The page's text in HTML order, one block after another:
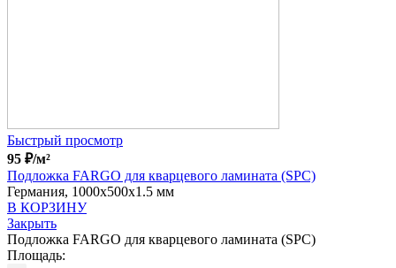
Быстрый просмотр
95 ₽/м²
Подложка FARGO для кварцевого ламината (SPC)
Германия, 1000x500x1.5 мм
В КОРЗИНУ
Закрыть
Подложка FARGO для кварцевого ламината (SPC)
Площадь: